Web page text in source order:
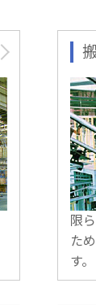
限
た
す。